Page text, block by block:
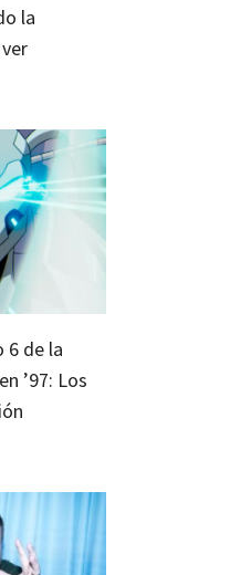
la
6 de la
’97: Los